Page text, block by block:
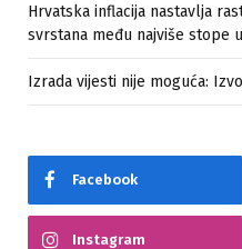
Hrvatska inflacija nastavlja
svrstana među najviše stope
Izrada vijesti nije moguća:
Facebook
Instagram